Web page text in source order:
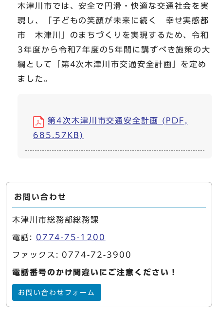
木津川市では、安全で円滑・快適な交通社会を実
現し、「子どもの笑顔が未来に続く 幸せ実感都
市 木津川」のまちづくりを実現するため、令和
3年度から令和7年度の5年間に講ずべき施策の大
綱として「第4次木津川市交通安全計画」を定め
ました。
第4次木津川市交通安全計画 (PDF,
685.57KB)
お問い合わせ
木津川市総務部総務課
電話: 0774-75-1200
ファックス: 0774-72-3900
電話番号のかけ間違いにご注意ください！
お問い合わせフォーム